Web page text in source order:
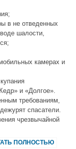
в не отведенных
шалости,
камерах и
и «Долгое».
требованиям,
спасатели.
чрезвычайной
ПОЛНОСТЬЮ